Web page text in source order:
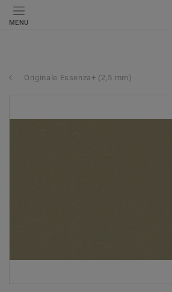
MENU
Originale Essenza+ (2,5 mm)